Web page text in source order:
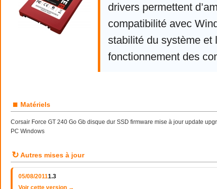
drivers permettent
compatibilité avec
stabilité du système et
fonctionnement des
■ Matériels
Corsair Force GT 240 Go Gb disque dur SSD firmware mise à jour update
PC Windows
↻ Autres mises à jour
05/08/20111.3
Voir cette version →